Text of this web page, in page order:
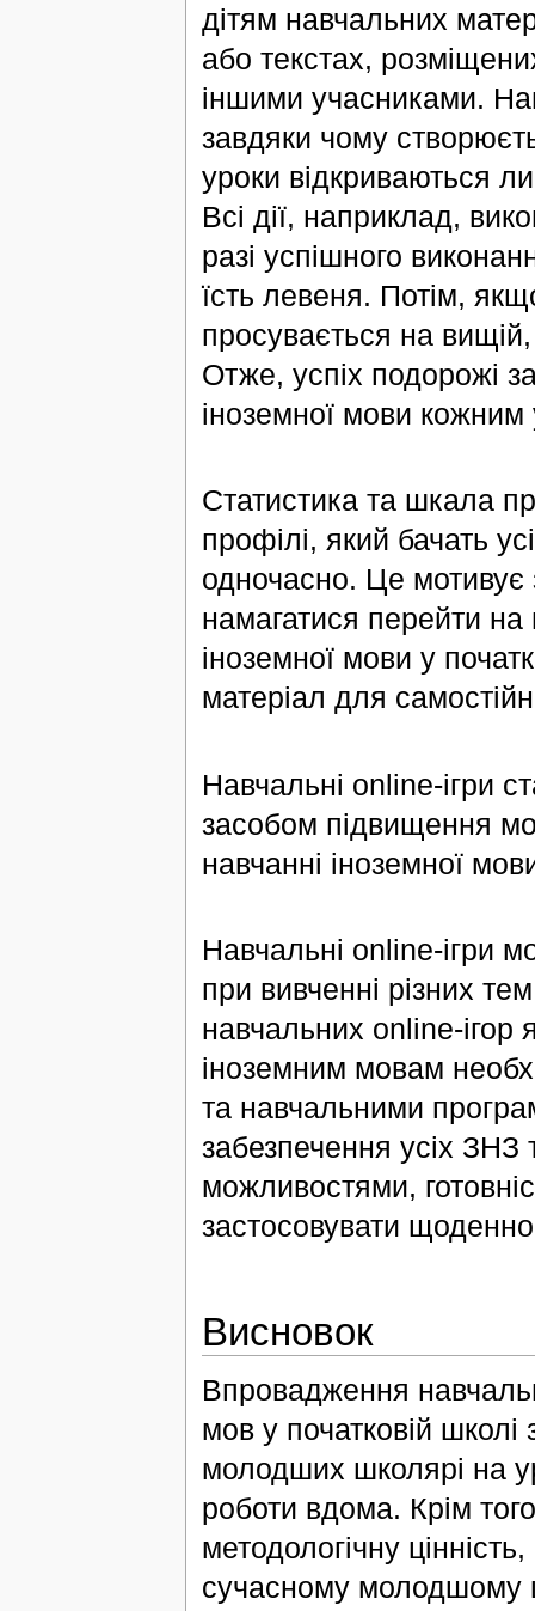
дітям навчальних
або текстах,
іншими учасниками.
завдяки чому
уроки відкриваються
Всі дії, наприклад,
разі успішного
їсть левеня. Потім,
просувається на
Отже, успіх подорожі
іноземної мови
Статистика та шкала
профілі, який бачать
одночасно. Це мотивує
намагатися перейти
іноземної мови у
матеріал для
Навчальні оnline-ігри
засобом підвищення
навчанні іноземної
Навчальні online-ігри
при вивченні різних
навчальних online-ігор
іноземним мовам
та навчальними
забезпечення усіх ЗНЗ
можливостями,
застосовувати
Висновок
Впровадження
мов у початковій школі
молодших школярі на
роботи вдома. Крім
методологічну
сучасному молодшому